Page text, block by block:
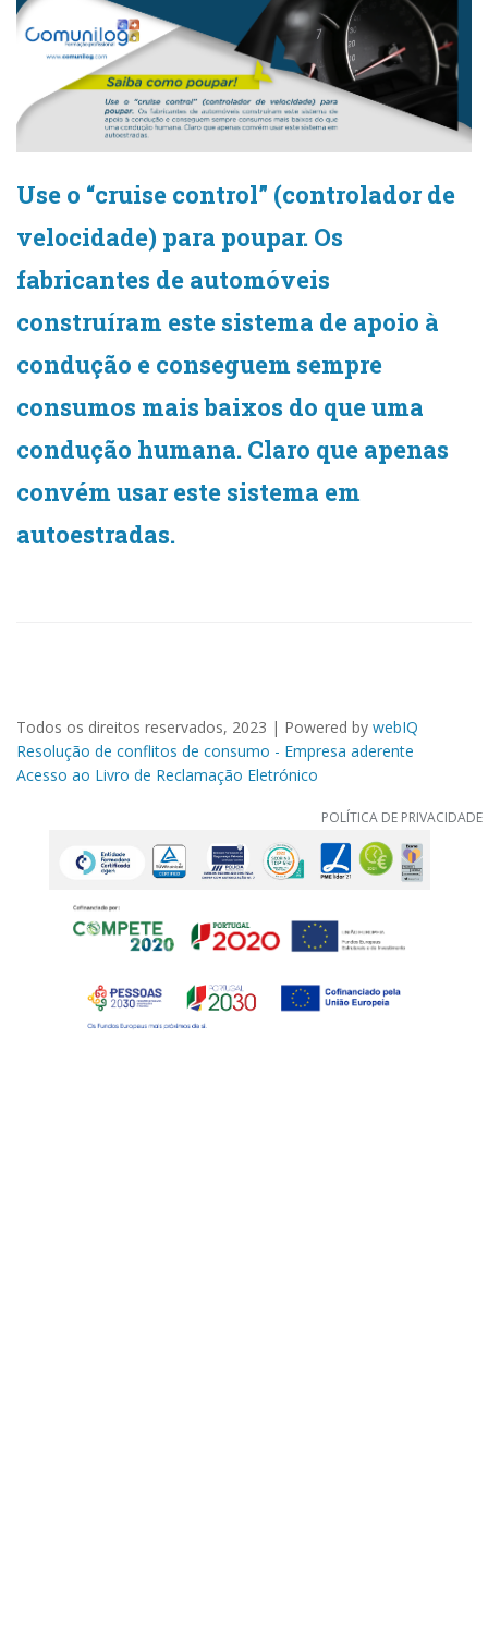
Use o “cruise control” (controlador de
velocidade) para poupar. Os
fabricantes de automóveis
construíram este sistema de apoio à
condução e conseguem sempre
consumos mais baixos do que uma
condução humana. Claro que apenas
convém usar este sistema em
autoestradas.
Todos os direitos reservados, 2023 | Powered by webIQ
Resolução de conflitos de consumo - Empresa aderente
Acesso ao Livro de Reclamação Eletrónico
POLÍTICA DE PRIVACIDADE